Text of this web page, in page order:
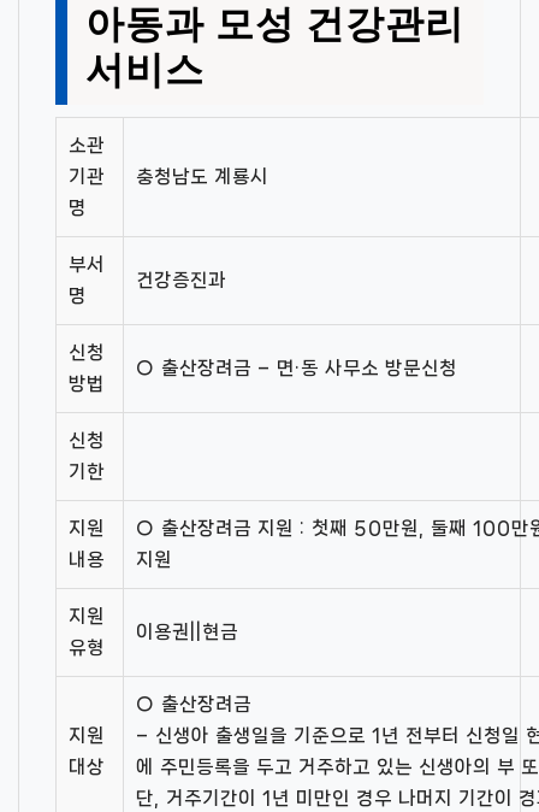
아동과 모성 건강관리
서비스
소관
기관
명
충청남도 계룡시
부서
명
건강증진과
신청
방법
○ 출산장려금 – 면·동 사무소 방문신청
신청
기한
지원
내용
○ 출산장려금 지원 : 첫째 50만원, 둘째 100만
지원
지원
유형
이용권||현금
지원
대상
○ 출산장려금
– 신생아 출생일을 기준으로 1년 전부터 신청일
에 주민등록을 두고 거주하고 있는 신생아의 부
단, 거주기간이 1년 미만인 경우 나머지 기간이